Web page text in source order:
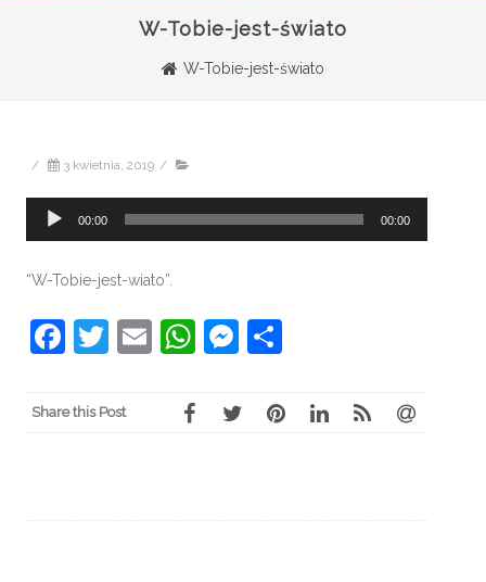
W-Tobie-jest-świato
W-Tobie-jest-świato
/ 3 kwietnia, 2019 /
Odtwarzacz
00:00 00:00
“W-Tobie-jest-wiato”.
Facebook
Twitter
EmailWhatsApp
Messenger
Share this Post